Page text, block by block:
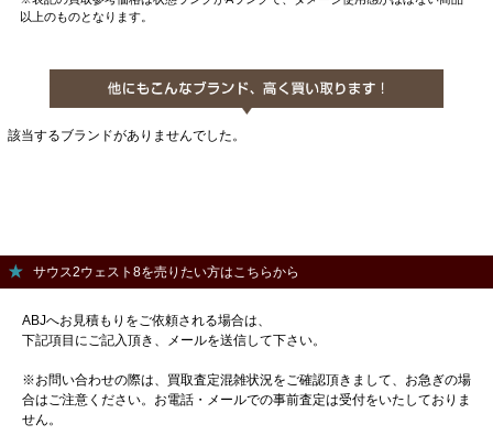
以上のものとなります。
該当するブランドがありませんでした。
サウス2ウェスト8を売りたい方はこちらから
ABJへお見積もりをご依頼される場合は、
下記項目にご記入頂き、メールを送信して下さい。
※お問い合わせの際は、買取査定混雑状況をご確認頂きまして、お急ぎの場
合はご注意ください。お電話・メールでの事前査定は受付をいたしておりま
せん。